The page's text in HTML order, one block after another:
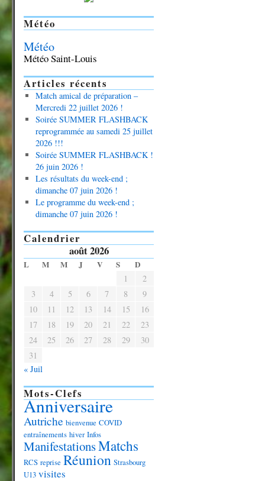
Météo
Météo
Météo Saint-Louis
Articles récents
Match amical de préparation –
Mercredi 22 juillet 2026 !
Soirée SUMMER FLASHBACK
reprogrammée au samedi 25 juillet
2026 !!!
Soirée SUMMER FLASHBACK !
26 juin 2026 !
Les résultats du week-end ;
dimanche 07 juin 2026 !
Le programme du week-end ;
dimanche 07 juin 2026 !
Calendrier
août 2026
L M M J V S D
1
2
3
4 5 6 7 8
9
10
11 12 13 14 15
16
17
18 19 20 21 22
23
24
25 26 27 28 29
30
31
« Juil
Mots-Clefs
Anniversaire
Autriche bienvenue COVID
entraînements hiver Infos
ManifestationsMatchs
RCS reprise Réunion Strasbourg
U13 visites